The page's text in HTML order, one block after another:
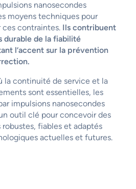
nanosecondes
moyens techniques pour
contraintes. Ils contribuent
durable de la fiabilité
l’accent sur la prévention
la continuité de service et la
sont essentielles, les
impulsions nanosecondes
outil clé pour concevoir des
fiables et adaptés
actuelles et futures.